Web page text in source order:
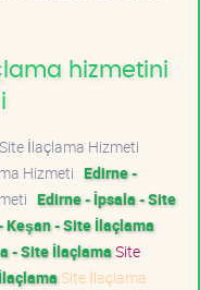
hizmetini
Site İlaçlama Hizmeti
Hizmeti Edirne -
Edirne - İpsala - Site
Keşan - Site İlaçlama
- Site İlaçlamaSite
Site İlaçlama